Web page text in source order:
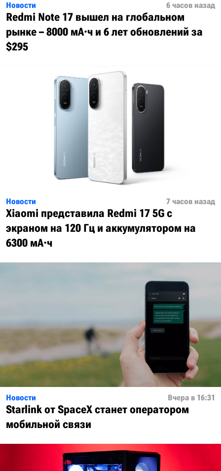
Новости 6 часов назад
Redmi Note 17 вышел на глобальном
рынке – 8000 мА·ч и 6 лет обновлений за
$295
Новости 7 часов назад
Xiaomi представила Redmi 17 5G с
экраном на 120 Гц и аккумулятором на
6300 мА·ч
Новости Вчера в 16:31
Starlink от SpaceX станет оператором
мобильной связи